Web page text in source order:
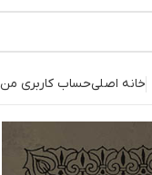
خانه اصلیحساب کاربری من